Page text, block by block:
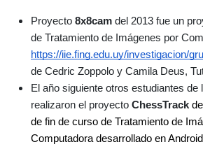
Proyecto 8x8cam del 2013 fue un
https://iie.fing.edu.uy/investigacion/
de Cedric Zoppolo y Camila Deus,
El año siguiente otros estudiantes
realizaron el proyecto ChessTrack
de fin de curso de Tratamiento de